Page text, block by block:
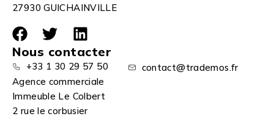
27930 GUICHAINVILLE
Nous contacter
+33 1 30 29 57 50
contact@trademos.fr
Agence commerciale
Immeuble Le Colbert
2 rue le corbusier